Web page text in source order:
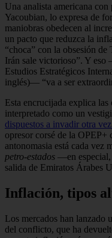
Una analista americana
Yacoubian, lo expresa de
maniobras obedecen al
un pacto que reduzca la
“choca” con la obsesión
Irán sale victorioso”. Y
Estudios Estratégicos
inglés)— “va a ser
Esta encrucijada explica
interpretado como un
dispuestos a invadir otra
opresor corsé de la
antonomasia está cada vez
petro-estados —en especial,
salida de Emiratos Árabes
Inflación, tipos
Los mercados han lanzado
del conflicto, que ha